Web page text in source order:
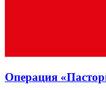
Операция